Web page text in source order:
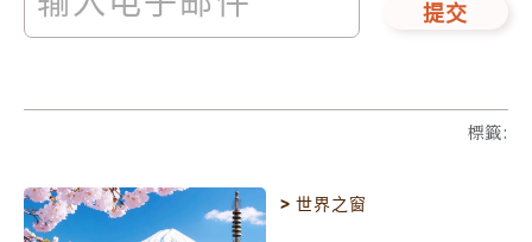
提交
標籤:
>世界之窗